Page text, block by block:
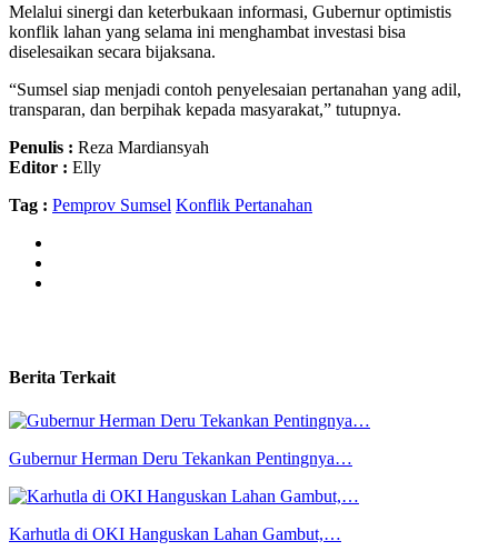
Melalui sinergi dan keterbukaan informasi, Gubernur optimistis
konflik lahan yang selama ini menghambat investasi bisa
diselesaikan secara bijaksana.
“Sumsel siap menjadi contoh penyelesaian pertanahan yang adil,
transparan, dan berpihak kepada masyarakat,” tutupnya.
Penulis : Reza Mardiansyah
Editor : Elly
Tag : Pemprov Sumsel Konflik Pertanahan
Berita Terkait
Gubernur Herman Deru Tekankan Pentingnya…
Karhutla di OKI Hanguskan Lahan Gambut,…